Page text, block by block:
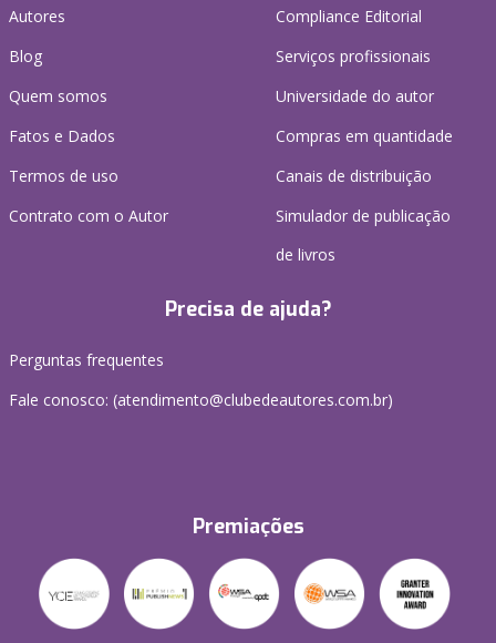
Autores
Blog
Quem somos
Fatos e Dados
Termos de uso
Contrato com o Autor
Compliance Editorial
Serviços profissionais
Universidade do autor
Compras em quantidade
Canais de distribuição
Simulador de publicação
de livros
Precisa de ajuda?
Perguntas frequentes
Fale conosco: (atendimento@clubedeautores.com.br)
Premiações